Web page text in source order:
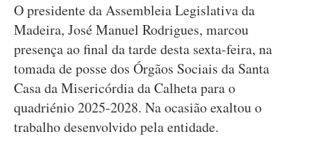
O presidente da Assembleia Legislativa da
Madeira, José Manuel Rodrigues, marcou
presença ao final da tarde desta sexta-feira, na
tomada de posse dos Órgãos Sociais da Santa
Casa da Misericórdia da Calheta para o
quadriénio 2025-2028. Na ocasião exaltou o
trabalho desenvolvido pela entidade.